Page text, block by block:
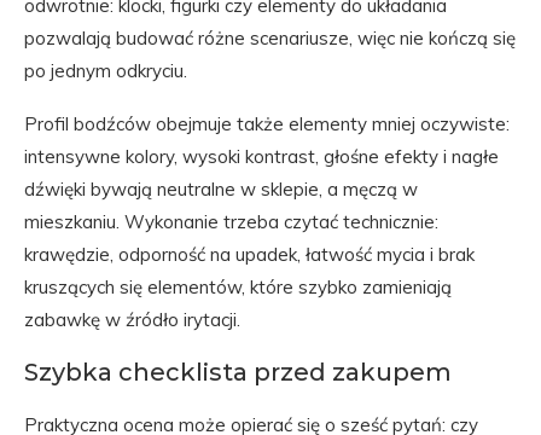
odwrotnie: klocki, figurki czy elementy do układania
pozwalają budować różne scenariusze, więc nie kończą się
po jednym odkryciu.
Profil bodźców obejmuje także elementy mniej oczywiste:
intensywne kolory, wysoki kontrast, głośne efekty i nagłe
dźwięki bywają neutralne w sklepie, a męczą w
mieszkaniu. Wykonanie trzeba czytać technicznie:
krawędzie, odporność na upadek, łatwość mycia i brak
kruszących się elementów, które szybko zamieniają
zabawkę w źródło irytacji.
Szybka checklista przed zakupem
Praktyczna ocena może opierać się o sześć pytań: czy